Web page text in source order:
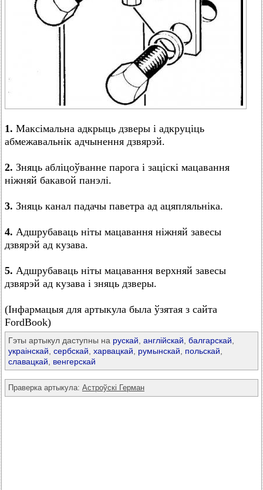
1. Максімальна адкрыць дзверы і адкруціць
абмежавальнік адчынення дзвярэй.
2. Зняць абліцоўванне парога і заціскі мацавання
ніжняй бакавой панэлі.
3. Зняць канал падачы паветра ад ацяпляльніка.
4. Адшрубаваць ніты мацавання ніжняй завесы
дзвярэй ад кузава.
5. Адшрубаваць ніты мацавання верхняй завесы
дзвярэй ад кузава і зняць дзверы.
(Інфармацыя для артыкула была ўзятая з сайта
FordBook)
Гэты артыкул даступны на рускай англійскай балгарскай
украінскай сербскай харвацкай румынскай польскай
славацкай
венгерскай
Праверка артыкула: Астроўскі Герман